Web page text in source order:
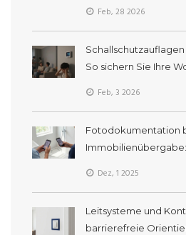
Feb, 28 2026
So sichern Sie Ihre
Feb, 3 2026
Fotodokumentation
Dez, 1 2025
Leitsysteme und
barrierefreie